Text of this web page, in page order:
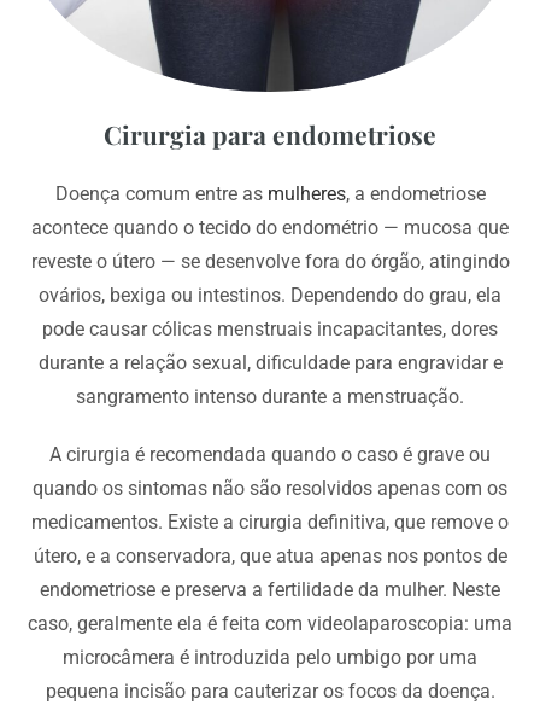
Cirurgia para endometriose
Doença comum entre asmulheres, a endometriose
acontece quando o tecido do endométrio — mucosa que
reveste o útero — se desenvolve fora do órgão, atingindo
ovários, bexiga ou intestinos. Dependendo do grau, ela
pode causar cólicas menstruais incapacitantes, dores
durante a relação sexual, dificuldade para engravidar e
sangramento intenso durante a menstruação.
A cirurgia é recomendada quando o caso é grave ou
quando os sintomas não são resolvidos apenas com os
medicamentos. Existe a cirurgia definitiva, que remove o
útero, e a conservadora, que atua apenas nos pontos de
endometriose e preserva a fertilidade da mulher. Neste
caso, geralmente ela é feita com videolaparoscopia: uma
microcâmera é introduzida pelo umbigo por uma
pequena incisão para cauterizar os focos da doença.